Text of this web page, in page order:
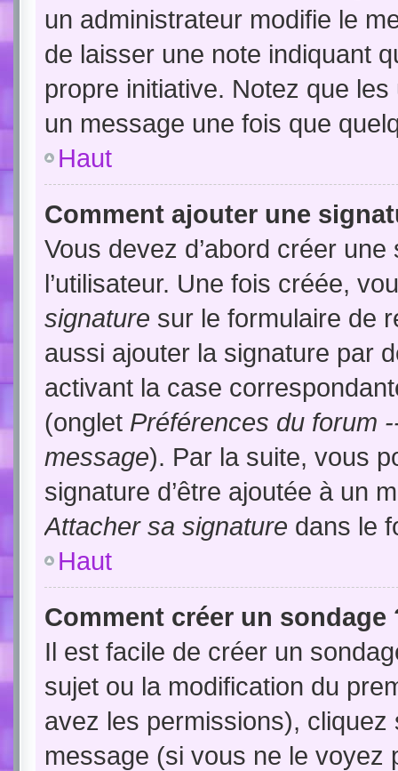
un administrateur modifie le
de laisser une note indiquant
propre initiative. Notez que
un message une fois que
Haut
Comment ajouter une
Vous devez d’abord créer
l’utilisateur. Une fois créée,
signature sur le formulaire de
aussi ajouter la signature par
activant la case
(onglet Préférences du forum
message). Par la suite, vous
signature d’être ajoutée à un
Attacher sa signature dans le
Haut
Comment créer un sondage
Il est facile de créer un
sujet ou la modification du
avez les permissions), cliquez
message (si vous ne le voyez